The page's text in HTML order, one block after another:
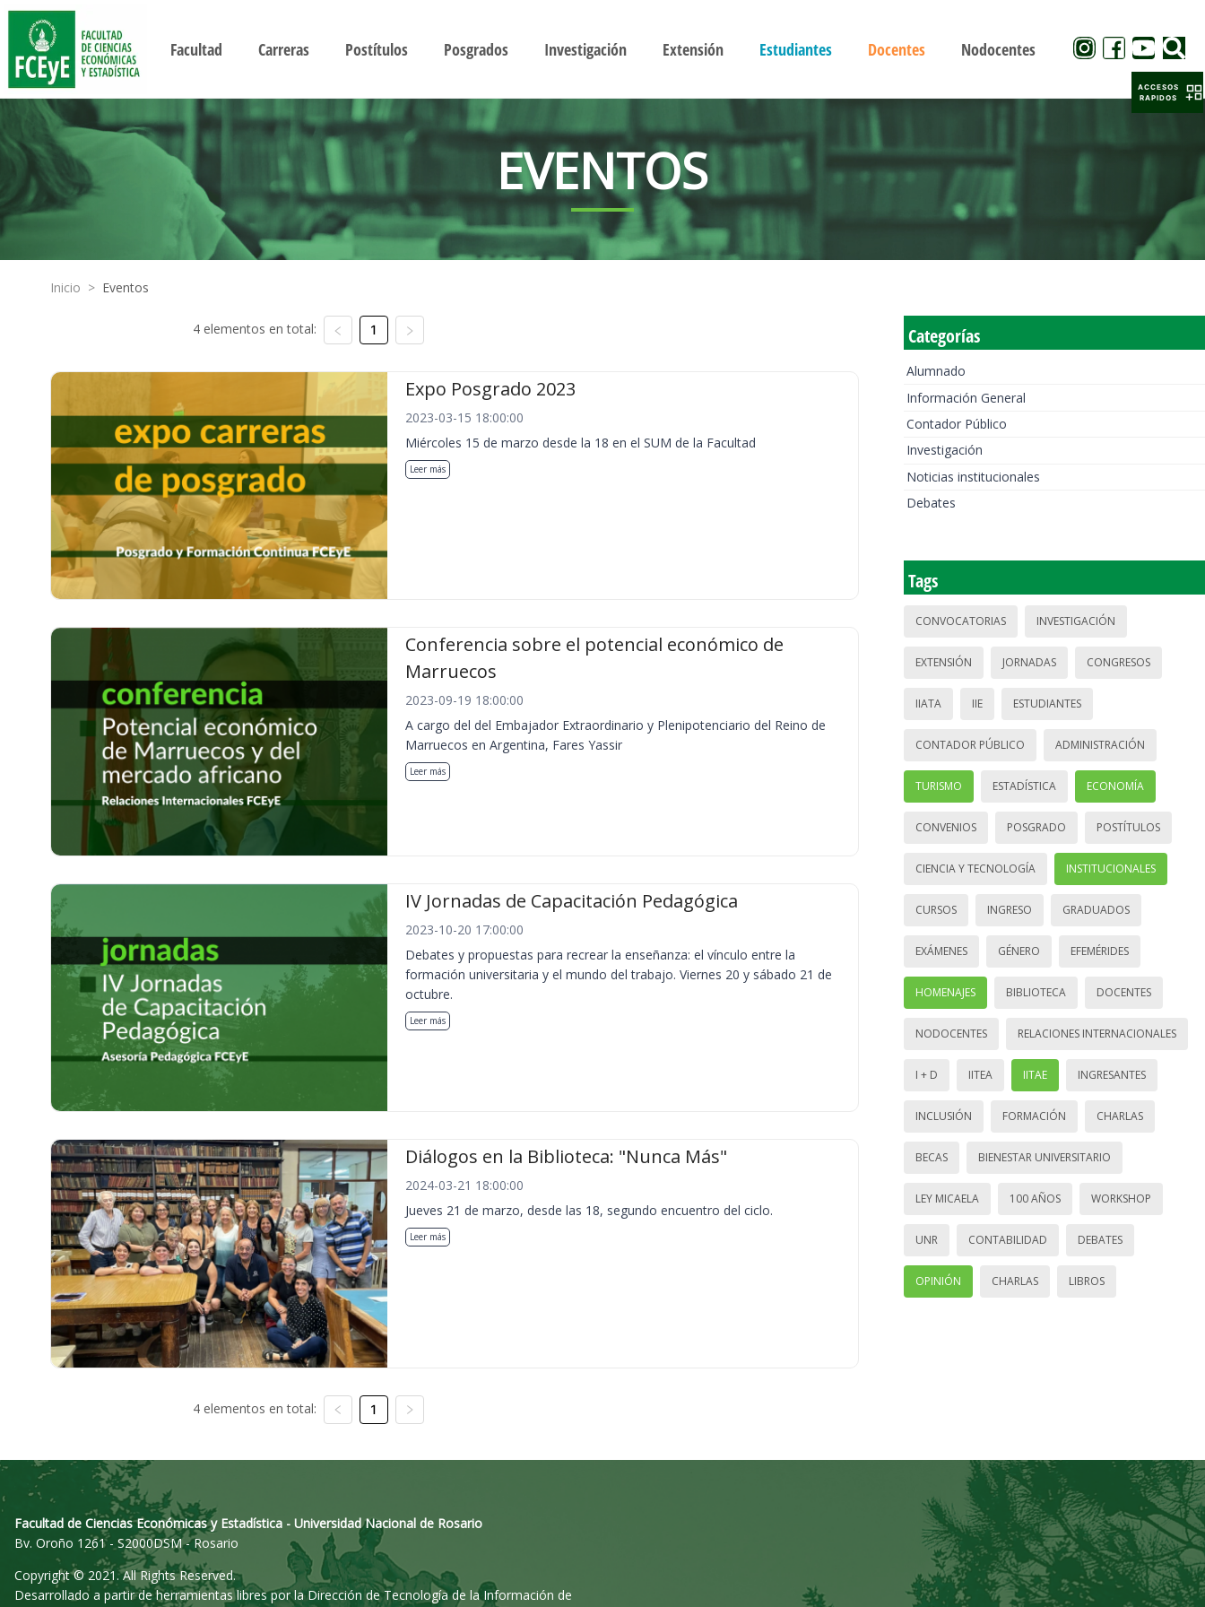
Facultad Carreras Postítulos Posgrados Investigación Extensión Estudiantes Docentes Nodocentes
EVENTOS
Inicio > Eventos
4 elementos en total: 1
Expo Posgrado 2023
2023-03-15 18:00:00
Miércoles 15 de marzo desde la 18 en el SUM de la Facultad
Leer más
Conferencia sobre el potencial económico de
Marruecos
2023-09-19 18:00:00
A cargo del del Embajador Extraordinario y Plenipotenciario del Reino de
Marruecos en Argentina, Fares Yassir
Leer más
IV Jornadas de Capacitación Pedagógica
2023-10-20 17:00:00
Debates y propuestas para recrear la enseñanza: el vínculo entre la
formación universitaria y el mundo del trabajo. Viernes 20 y sábado 21 de
octubre.
Leer más
Diálogos en la Biblioteca: "Nunca Más"
2024-03-21 18:00:00
Jueves 21 de marzo, desde las 18, segundo encuentro del ciclo.
Leer más
4 elementos en total: 1
Categorías
Alumnado
Información General
Contador Público
Investigación
Noticias institucionales
Debates
Tags
CONVOCATORIAS INVESTIGACIÓN
EXTENSIÓN JORNADAS CONGRESOS
IIATA IIE ESTUDIANTES
CONTADOR PÚBLICO ADMINISTRACIÓN
TURISMO ESTADÍSTICA ECONOMÍA
CONVENIOS POSGRADO POSTÍTULOS
CIENCIA Y TECNOLOGÍA INSTITUCIONALES
CURSOS INGRESO GRADUADOS
EXÁMENES GÉNERO EFEMÉRIDES
HOMENAJES BIBLIOTECA DOCENTES
NODOCENTES RELACIONES INTERNACIONALES
I + D IITEA IITAE INGRESANTES
INCLUSIÓN FORMACIÓN CHARLAS
BECAS BIENESTAR UNIVERSITARIO
LEY MICAELA 100 AÑOS WORKSHOP
UNR CONTABILIDAD DEBATES
OPINIÓN CHARLAS LIBROS
Facultad de Ciencias Económicas y Estadística - Universidad Nacional de Rosario
Bv. Oroño 1261 - S2000DSM - Rosario
Copyright © 2021. All Rights Reserved.
Desarrollado a partir de herramientas libres por la Dirección de Tecnología de la Información de
ACCESOS
RAPIDOS